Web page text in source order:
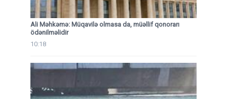
Ali Məhkəmə: Müqavilə olmasa da, müəllif qonorarı
ödənilməlidir
10:18